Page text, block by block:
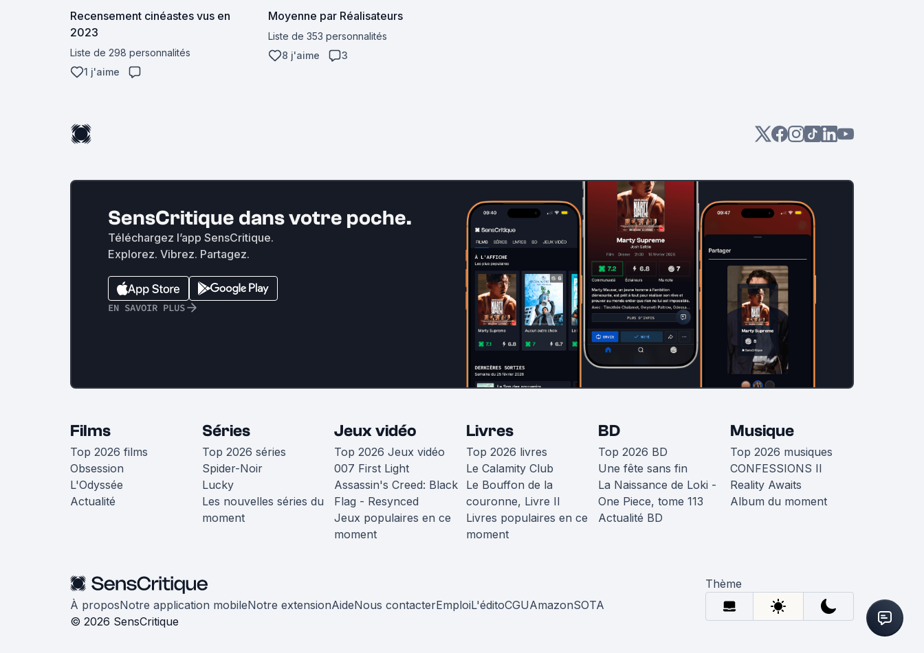
Recensement cinéastes vus en
2023
Liste de 298 personnalités
1 j'aime
Moyenne par Réalisateurs
Liste de 353 personnalités
8 j'aime
3
SensCritique dans votre poche.
Téléchargez l’app SensCritique.
Explorez. Vibrez. Partagez.
EN SAVOIR PLUS
Films
Top 2026 films
Obsession
L'Odyssée
Actualité
Séries
Top 2026 séries
Spider-Noir
Lucky
Les nouvelles séries du
moment
Jeux vidéo
Top 2026 Jeux vidéo
007 First Light
Assassin's Creed: Black
Flag - Resynced
Jeux populaires en ce
moment
Livres
Top 2026 livres
Le Calamity Club
Le Bouffon de la
couronne, Livre II
Livres populaires en ce
moment
BD
Top 2026 BD
Une fête sans fin
La Naissance de Loki -
One Piece, tome 113
Actualité BD
Musique
Top 2026 musiques
CONFESSIONS II
Reality Awaits
Album du moment
À proposNotre application mobileNotre extensionAideNous contacterEmploiL'éditoCGUAmazonSOTA
© 2026 SensCritique
Thème